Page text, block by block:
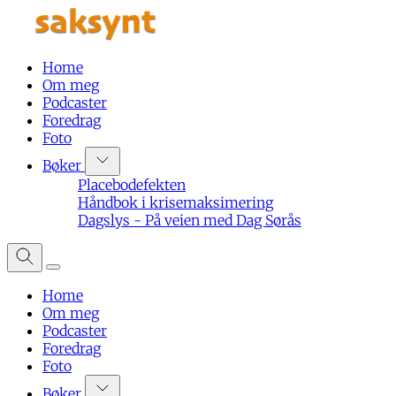
Home
Om meg
Podcaster
Foredrag
Foto
Bøker
Placebodefekten
Håndbok i krisemaksimering
Dagslys - På veien med Dag Sørås
Home
Om meg
Podcaster
Foredrag
Foto